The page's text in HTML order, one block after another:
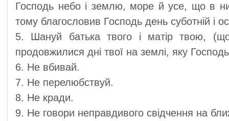
Господь небо і землю, море й усе, що в
тому благословив Господь день суботній і
5. Шануй батька твого і матір твою,
продовжилися дні твої на землі, яку
6. Не вбивай.
7. Не перелюбствуй.
8. Не кради.
9. Не говори неправдивого свідчення на